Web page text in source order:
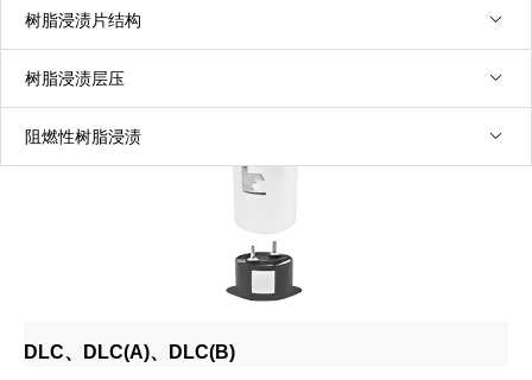
树脂浸渍片结构
树脂浸渍层压
阻燃性树脂浸渍
DLC、DLC(A)、DLC(B)